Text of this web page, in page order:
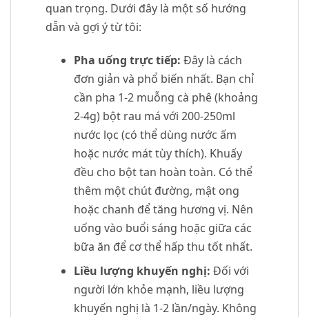
quan trọng. Dưới đây là một số hướng
dẫn và gợi ý từ tôi:
Pha uống trực tiếp: Đây là cách
đơn giản và phổ biến nhất. Bạn chỉ
cần pha 1-2 muỗng cà phê (khoảng
2-4g) bột rau má với 200-250ml
nước lọc (có thể dùng nước ấm
hoặc nước mát tùy thích). Khuấy
đều cho bột tan hoàn toàn. Có thể
thêm một chút đường, mật ong
hoặc chanh để tăng hương vị. Nên
uống vào buổi sáng hoặc giữa các
bữa ăn để cơ thể hấp thu tốt nhất.
Liều lượng khuyến nghị: Đối với
người lớn khỏe mạnh, liều lượng
khuyến nghị là 1-2 lần/ngày. Không